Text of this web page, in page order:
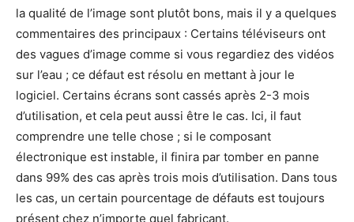
la qualité de l’image sont plutôt bons, mais il y a quelques
commentaires des principaux : Certains téléviseurs ont
des vagues d’image comme si vous regardiez des vidéos
sur l’eau ; ce défaut est résolu en mettant à jour le
logiciel. Certains écrans sont cassés après 2-3 mois
d’utilisation, et cela peut aussi être le cas. Ici, il faut
comprendre une telle chose ; si le composant
électronique est instable, il finira par tomber en panne
dans 99% des cas après trois mois d’utilisation. Dans tous
les cas, un certain pourcentage de défauts est toujours
présent chez n’importe quel fabricant.